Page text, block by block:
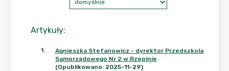
Artykuły:
1.
Agnieszka Stefanowicz - dyrektor Przedszkola
Samorządowego Nr 2 w Rzepinie
(Opublikowano: 2025-11-29)